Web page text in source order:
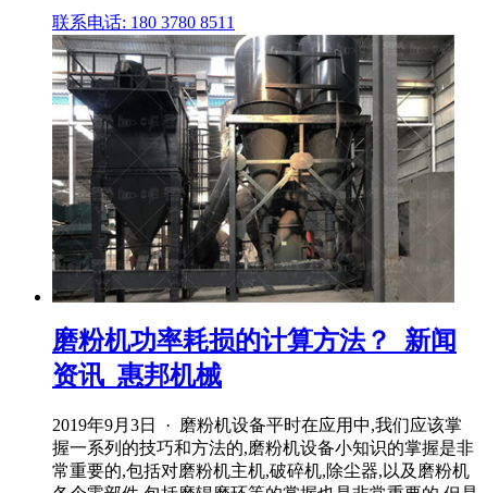
联系电话: 180 3780 8511
磨粉机功率耗损的计算方法？_新闻
资讯_惠邦机械
2019年9月3日 · 磨粉机设备平时在应用中,我们应该掌
握一系列的技巧和方法的,磨粉机设备小知识的掌握是非
常重要的,包括对磨粉机主机,破碎机,除尘器,以及磨粉机